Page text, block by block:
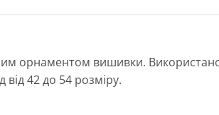
орнаментом вишивки. Використано
від 42 до 54 розміру.